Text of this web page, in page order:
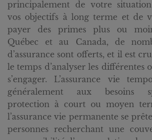
principalement de votre
vos objectifs à long terme et de
payer des primes plus ou
Québec et au Canada, de
d’assurance sont offerts, et il est
le temps d’analyser les différentes
s’engager. L’assurance vie
généralement aux besoins
protection à court ou moyen
l’assurance vie permanente se
personnes recherchant une